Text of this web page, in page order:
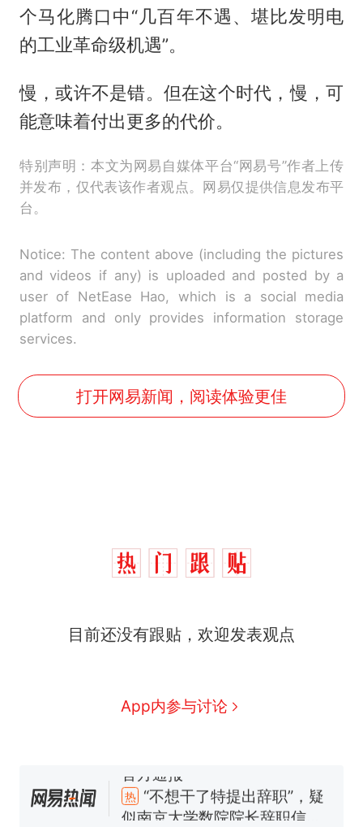
个马化腾口中“几百年不遇、堪比发明电
的工业革命级机遇”。
慢，或许不是错。但在这个时代，慢，可
能意味着付出更多的代价。
特别声明：本文为网易自媒体平台“网易号”作者上传
并发布，仅代表该作者观点。网易仅提供信息发布平
台。
Notice: The content above (including the pictures
and videos if any) is uploaded and posted by a
user of NetEase Hao, which is a social media
platform and only provides information storage
services.
打开网易新闻，阅读体验更佳
目前还没有跟贴，欢迎发表观点
App内参与讨论
热
“不想干了特提出辞职”，疑
似南京大学数院院长辞职信流